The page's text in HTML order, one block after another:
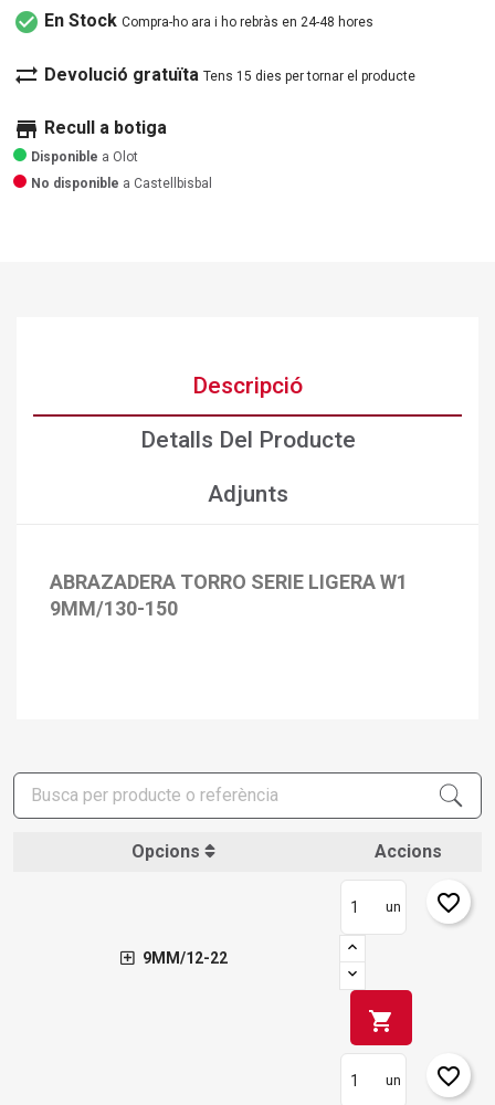
check_circle En Stock Compra-ho ara i ho rebràs en 24-48 hores
sync_alt Devolució gratuïta Tens 15 dies per tornar el producte
store Recull a botiga
Disponible a Olot
No disponible a Castellbisbal
Descripció
Detalls Del Producte
Adjunts
ABRAZADERA TORRO SERIE LIGERA W1
9MM/130-150
Opcions Accions
9MM/12-22
un
shopping_cart
favorite_border
un favorite_border